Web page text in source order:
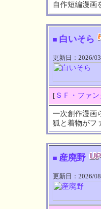
自作短編漫画
■ 白いそら
更新日：2026/
[ＳＦ・ファン
一次創作漫画
狐と着物がフ
■ 産廃野
更新日：2026/